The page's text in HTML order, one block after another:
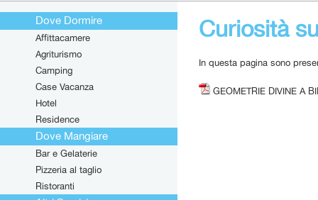
Dove Dormire
Affittacamere
Agriturismo
Camping
Case Vacanza
Hotel
Residence
Dove Mangiare
Bar e Gelaterie
Pizzeria al taglio
Ristoranti
Curiosità
In questa pagina sono
GEOMETRIE DIVINE A